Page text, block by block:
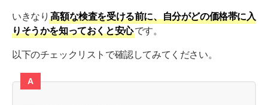
いきなり高額な検査を受ける前に、自分がどの価格帯に入
りそうかを知っておくと安心です。
以下のチェックリストで確認してみてください。
A